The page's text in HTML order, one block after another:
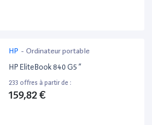
HP - Ordinateur portable
HP EliteBook 840 G5 ”
233 offres à partir de :
159,82 €